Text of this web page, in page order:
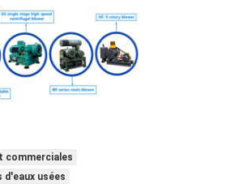
commerciales
d'eaux usées